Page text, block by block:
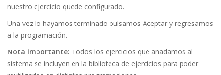
nuestro ejercicio quede configurado.
Una vez lo hayamos terminado pulsamos Aceptar y regresamos
a la programación.
Nota importante: Todos los ejercicios que añadamos al
sistema se incluyen en la biblioteca de ejercicios para poder